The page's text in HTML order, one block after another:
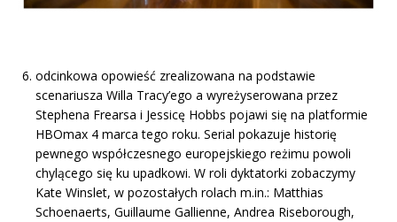
odcinkowa opowieść zrealizowana na podstawie
scenariusza Willa Tracy’ego a wyreżyserowana przez
Stephena Frearsa i Jessicę Hobbs pojawi się na platformie
HBOmax 4 marca tego roku. Serial pokazuje historię
pewnego współczesnego europejskiego reżimu powoli
chylącego się ku upadkowi. W roli dyktatorki zobaczymy
Kate Winslet, w pozostałych rolach m.in.: Matthias
Schoenaerts, Guillaume Gallienne, Andrea Riseborough,